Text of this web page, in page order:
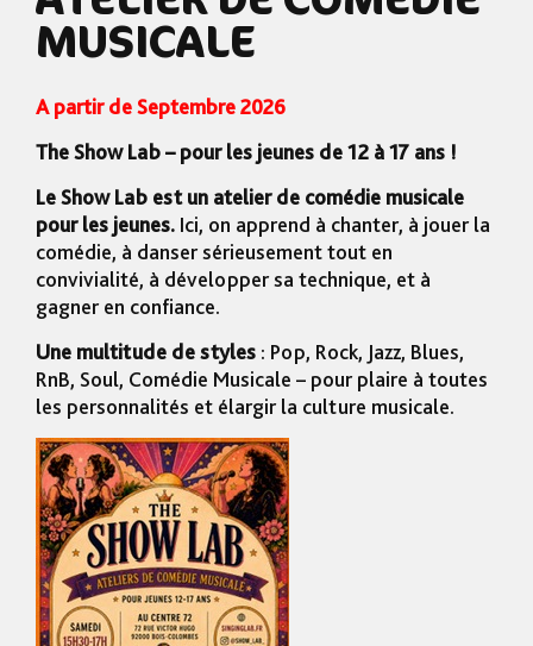
MUSICALE
A partir de Septembre 2026
The Show Lab – pour les jeunes de 12 à 17 ans !
Le Show Lab est un atelier de comédie musicale
pour les jeunes. Ici, on apprend à chanter, à jouer la
comédie, à danser sérieusement tout en
convivialité, à développer sa technique, et à
gagner en confiance.
Une multitude de styles : Pop, Rock, Jazz, Blues,
RnB, Soul, Comédie Musicale – pour plaire à toutes
les personnalités et élargir la culture musicale.